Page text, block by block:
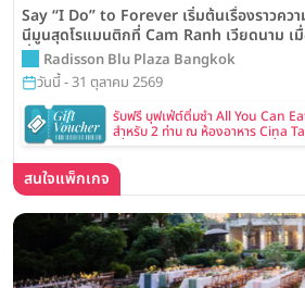
Say “I Do” to Forever เริ่มต้นเรื่องราวค
นีมูนสุดโรแมนติกที่ Cam Ranh เวียดนาม เ
ต่ำ 650,000 บาท จากโรงแรม Radisson
Radisson Blu Plaza Bangkok
วันนี้ - 31 ตุลาคม 2569
รับฟรี บุฟเฟ่ต์ติ่มซำ All You Can
สำหรับ 2 ท่าน ณ ห้องอาหาร Cina
แต่งงาน
สนใจแพ็กเกจ